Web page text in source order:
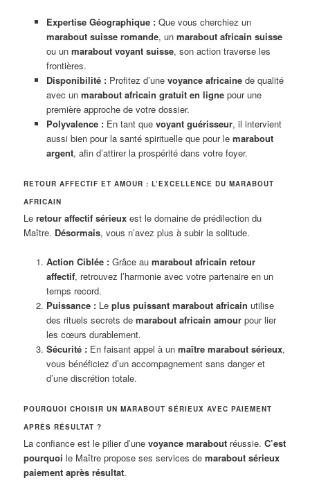
Expertise Géographique :Que vous cherchiez un
marabout suisse romande, un marabout africain suisse
ou un marabout voyant suisse, son action traverse les
frontières.
Disponibilité :Profitez d’une voyance africainede qualité
avec un marabout africain gratuit en lignepour une
première approche de votre dossier.
Polyvalence :En tant que voyant guérisseur, il intervient
aussi bien pour la santé spirituelle que pour le marabout
argent, afin d’attirer la prospérité dans votre foyer.
RETOUR AFFECTIF ET AMOUR : L’EXCELLENCE DU MARABOUT
AFRICAIN
Leretour affectif sérieux est le domaine de prédilection du
Maître. Désormais, vous n’avez plus à subir la solitude.
Action Ciblée :Grâce au marabout africain retour
affectif, retrouvez l’harmonie avec votre partenaire en un
temps record.
Puissance :Le plus puissant marabout africain utilise
des rituels secrets de marabout africain amourpour lier
les cœurs durablement.
Sécurité :En faisant appel à un maître marabout sérieux,
vous bénéficiez d’un accompagnement sans danger et
d’une discrétion totale.
POURQUOI CHOISIR UN MARABOUT SÉRIEUX AVEC PAIEMENT
APRÈS RÉSULTAT ?
La confiance est le pilier d’unevoyance marabout réussie.C’est
pourquoi le Maître propose ses services demarabout sérieux
paiement après résultat.